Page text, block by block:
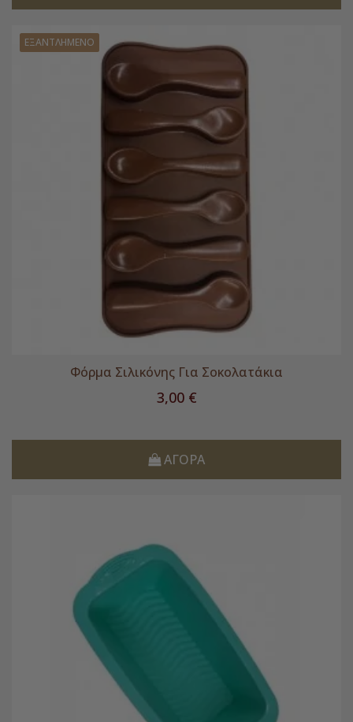
ΕΞΑΝΤΛΗΜΈΝΟ
Φόρμα Σιλικόνης Για Σοκολατάκια
Τιμή
3,00 €
ΑΓΟΡΆ